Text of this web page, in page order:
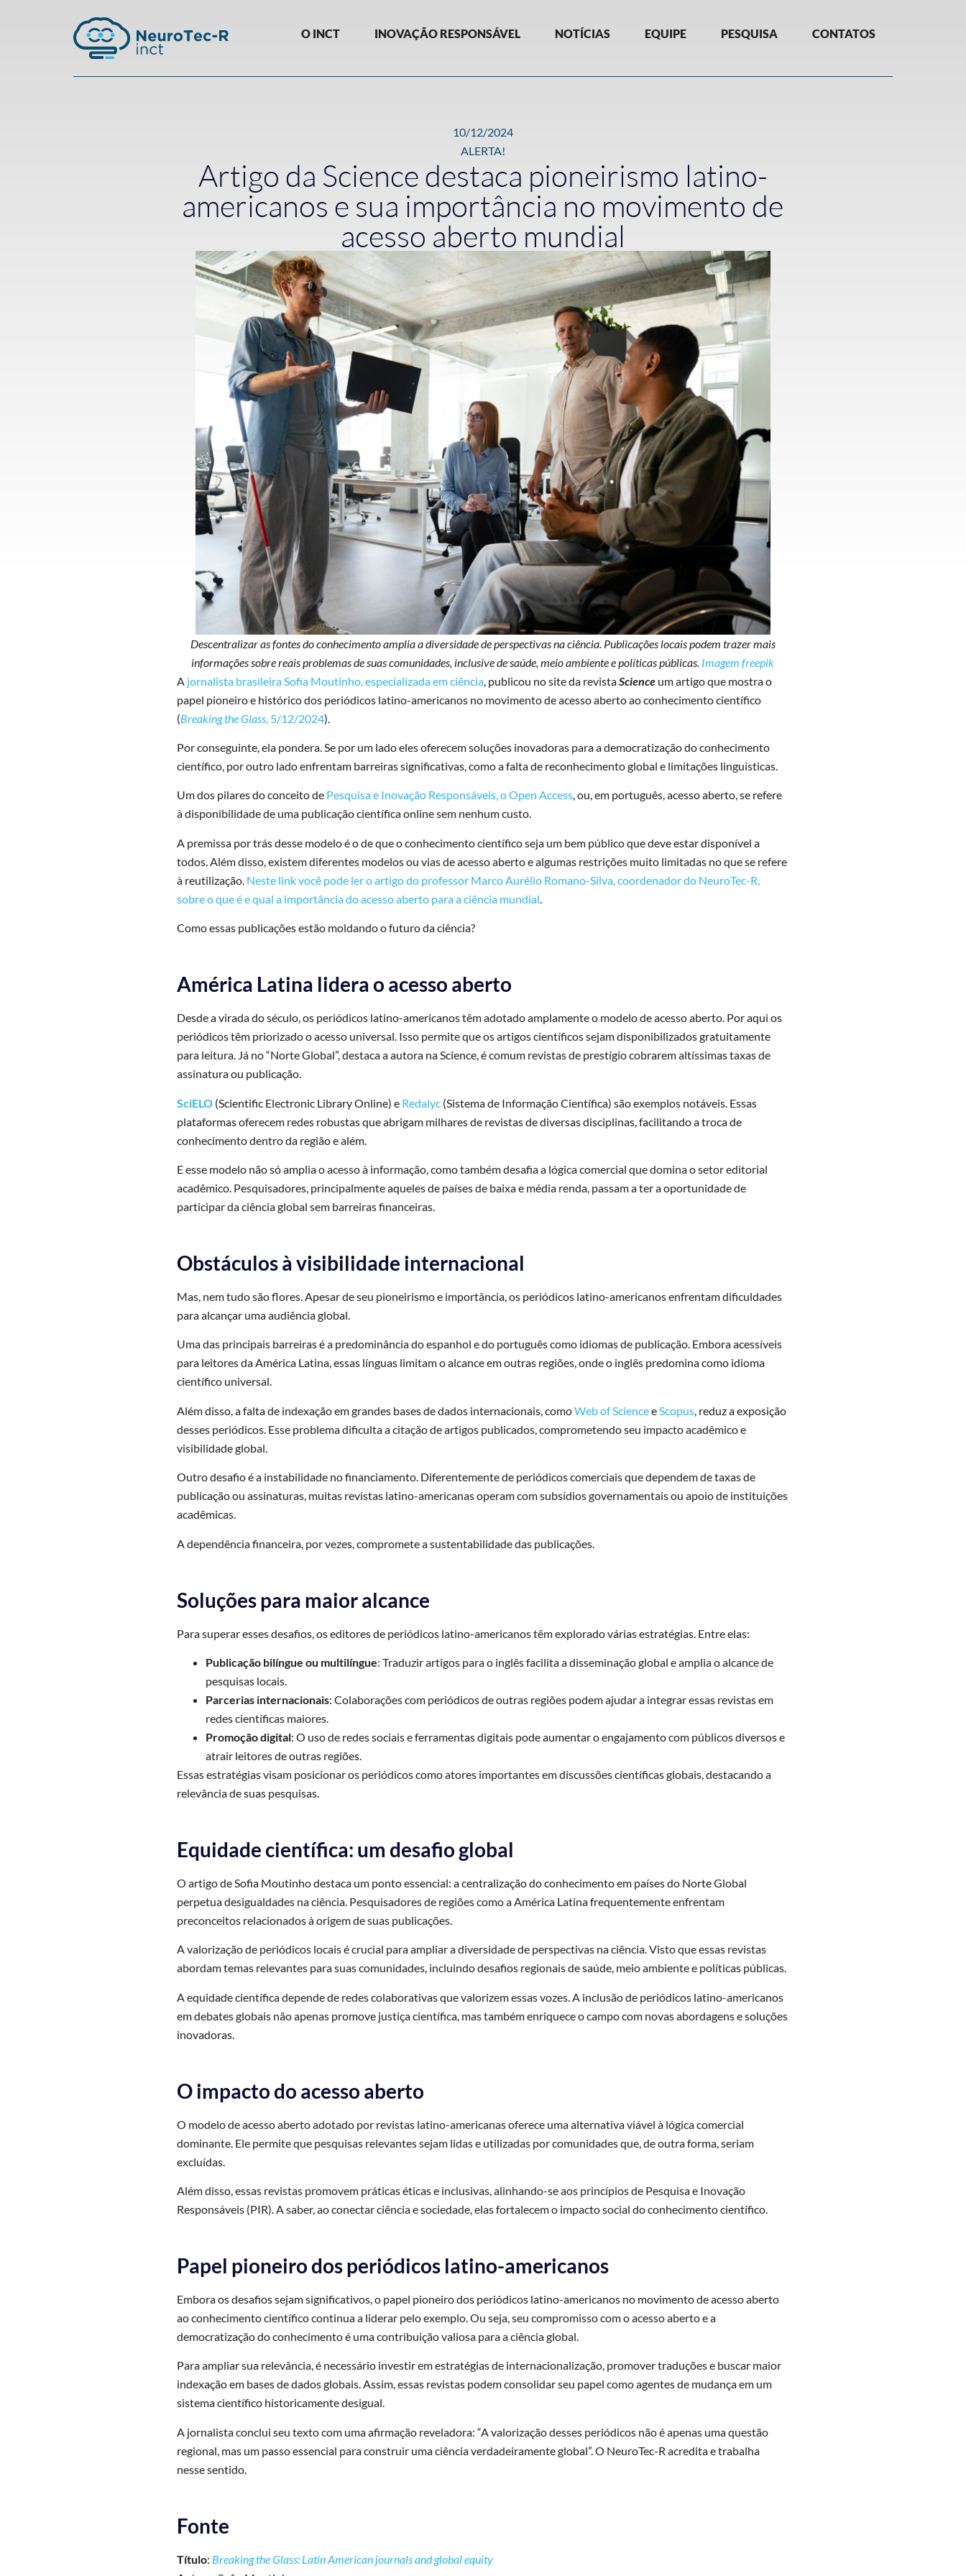
O INCT INOVAÇÃO RESPONSÁVEL NOTÍCIAS EQUIPE PESQUISA CONTATOS
10/12/2024
ALERTA!
Artigo da Science destaca pioneirismo latino-
americanos e sua importância no movimento de
acesso aberto mundial
Descentralizar as fontes do conhecimento amplia a diversidade de perspectivas na ciência. Publicações locais podem trazer mais
informações sobre reais problemas de suas comunidades, inclusive de saúde, meio ambiente e políticas públicas. Imagem freepik
A jornalista brasileira Sofia Moutinho, especializada em ciência, publicou no site da revistaScienceum artigo que mostra o
papel pioneiro e histórico dos periódicos latino-americanos no movimento de acesso aberto ao conhecimento científico
(Breaking the Glass, 5/12/2024).
Por conseguinte, ela pondera. Se por um lado eles oferecem soluções inovadoras para a democratização do conhecimento
científico, por outro lado enfrentam barreiras significativas, como a falta de reconhecimento global e limitações linguísticas.
Um dos pilares do conceito de Pesquisa e Inovação Responsáveis, o Open Access, ou, em português, acesso aberto, se refere
à disponibilidade de uma publicação científica online sem nenhum custo.
A premissa por trás desse modelo é o de que o conhecimento científico seja um bem público que deve estar disponível a
todos. Além disso, existem diferentes modelos ou vias de acesso aberto e algumas restrições muito limitadas no que se refere
à reutilização. Neste link você pode ler o artigo do professor Marco Aurélio Romano-Silva, coordenador do NeuroTec-R,
sobre o que é e qual a importância do acesso aberto para a ciência mundial
Como essas publicações estão moldando o futuro da ciência?
América Latina lidera o acesso aberto
Desde a virada do século, os periódicos latino-americanos têm adotado amplamente o modelo de acesso aberto. Por aqui os
periódicos têm priorizado o acesso universal. Isso permite que os artigos científicos sejam disponibilizados gratuitamente
para leitura. Já no “Norte Global”, destaca a autora na Science, é comum revistas de prestígio cobrarem altíssimas taxas de
assinatura ou publicação.
SciELO (Scientific Electronic Library Online) e Redalyc(Sistema de Informação Científica) são exemplos notáveis. Essas
plataformas oferecem redes robustas que abrigam milhares de revistas de diversas disciplinas, facilitando a troca de
conhecimento dentro da região e além.
E esse modelo não só amplia o acesso à informação, como também desafia a lógica comercial que domina o setor editorial
acadêmico. Pesquisadores, principalmente aqueles de países de baixa e média renda, passam a ter a oportunidade de
participar da ciência global sem barreiras financeiras.
Obstáculos à visibilidade internacional
Mas, nem tudo são flores. Apesar de seu pioneirismo e importância, os periódicos latino-americanos enfrentam dificuldades
para alcançar uma audiência global.
Uma das principais barreiras é a predominância do espanhol e do português como idiomas de publicação. Embora acessíveis
para leitores da América Latina, essas línguas limitam o alcance em outras regiões, onde o inglês predomina como idioma
científico universal.
Além disso, a falta de indexação em grandes bases de dados internacionais, comoWeb of Sciencee Scopus, reduz a exposição
desses periódicos. Esse problema dificulta a citação de artigos publicados, comprometendo seu impacto acadêmico e
visibilidade global.
Outro desafio é a instabilidade no financiamento. Diferentemente de periódicos comerciais que dependem de taxas de
publicação ou assinaturas, muitas revistas latino-americanas operam com subsídios governamentais ou apoio de instituições
acadêmicas.
A dependência financeira, por vezes, compromete a sustentabilidade das publicações.
Soluções para maior alcance
Para superar esses desafios, os editores de periódicos latino-americanos têm explorado várias estratégias. Entre elas:
Publicação bilíngue ou multilíngue: Traduzir artigos para o inglês facilita a disseminação global e amplia o alcance de
pesquisas locais.
Parcerias internacionais: Colaborações com periódicos de outras regiões podem ajudar a integrar essas revistas em
redes científicas maiores.
Promoção digital: O uso de redes sociais e ferramentas digitais pode aumentar o engajamento com públicos diversos e
atrair leitores de outras regiões.
Essas estratégias visam posicionar os periódicos como atores importantes em discussões científicas globais, destacando a
relevância de suas pesquisas.
Equidade científica: um desafio global
O artigo de Sofia Moutinho destaca um ponto essencial: a centralização do conhecimento em países do Norte Global
perpetua desigualdades na ciência. Pesquisadores de regiões como a América Latina frequentemente enfrentam
preconceitos relacionados à origem de suas publicações.
A valorização de periódicos locais é crucial para ampliar a diversidade de perspectivas na ciência. Visto que essas revistas
abordam temas relevantes para suas comunidades, incluindo desafios regionais de saúde, meio ambiente e políticas públicas.
A equidade científica depende de redes colaborativas que valorizem essas vozes. A inclusão de periódicos latino-americanos
em debates globais não apenas promove justiça científica, mas também enriquece o campo com novas abordagens e soluções
inovadoras.
O impacto do acesso aberto
O modelo de acesso aberto adotado por revistas latino-americanas oferece uma alternativa viável à lógica comercial
dominante. Ele permite que pesquisas relevantes sejam lidas e utilizadas por comunidades que, de outra forma, seriam
excluídas.
Além disso, essas revistas promovem práticas éticas e inclusivas, alinhando-se aos princípios de Pesquisa e Inovação
Responsáveis (PIR). A saber, ao conectar ciência e sociedade, elas fortalecem o impacto social do conhecimento científico.
Papel pioneiro dos periódicos latino-americanos
Embora os desafios sejam significativos, o papel pioneiro dos periódicos latino-americanos no movimento de acesso aberto
ao conhecimento científico continua a liderar pelo exemplo. Ou seja, seu compromisso com o acesso aberto e a
democratização do conhecimento é uma contribuição valiosa para a ciência global.
Para ampliar sua relevância, é necessário investir em estratégias de internacionalização, promover traduções e buscar maior
indexação em bases de dados globais. Assim, essas revistas podem consolidar seu papel como agentes de mudança em um
sistema científico historicamente desigual.
A jornalista conclui seu texto com uma afirmação reveladora: “A valorização desses periódicos não é apenas uma questão
regional, mas um passo essencial para construir uma ciência verdadeiramente global”. O NeuroTec-R acredita e trabalha
nesse sentido.
Fonte
Título: Breaking the Glass: Latin American journals and global equity